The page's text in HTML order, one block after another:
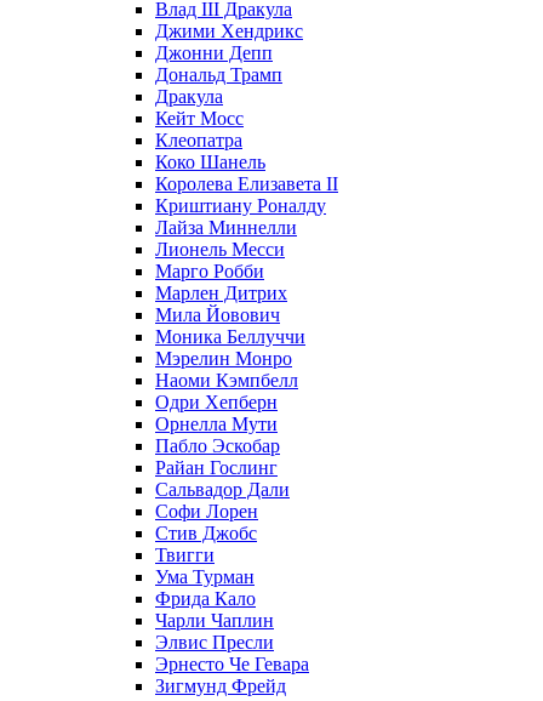
Влад III Дракула
Джими Хендрикс
Джонни Депп
Дональд Трамп
Дракула
Кейт Мосс
Клеопатра
Коко Шанель
Королева Елизавета II
Криштиану Роналду
Лайза Миннелли
Лионель Месси
Марго Робби
Марлен Дитрих
Мила Йовович
Моника Беллуччи
Мэрелин Монро
Наоми Кэмпбелл
Одри Хепберн
Орнелла Мути
Пабло Эскобар
Райан Гослинг
Сальвадор Дали
Софи Лорен
Стив Джобс
Твигги
Ума Турман
Фрида Кало
Чарли Чаплин
Элвис Пресли
Эрнесто Че Гевара
Зигмунд Фрейд